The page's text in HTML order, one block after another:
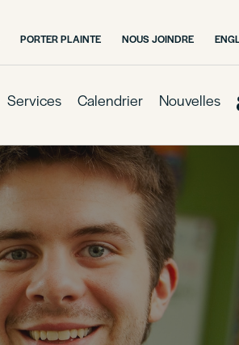
PORTER PLAINTE NOUS JOINDRE
Services Calendrier Nouvelles